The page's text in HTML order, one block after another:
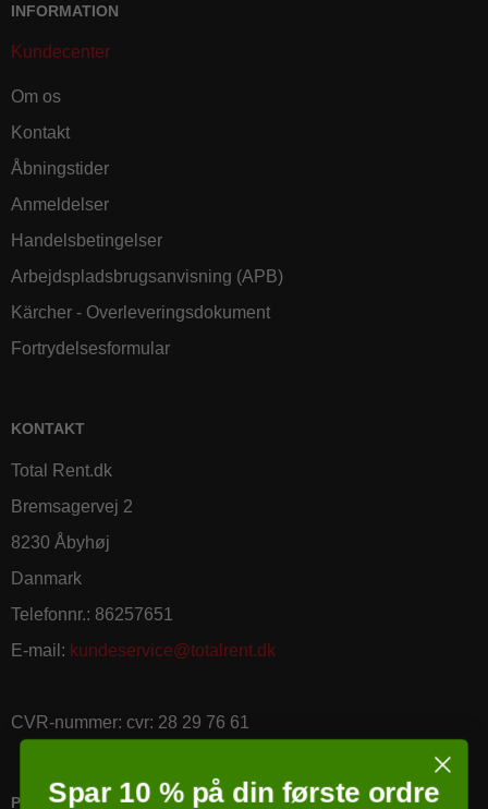
INFORMATION
Kundecenter
Om os
Kontakt
Åbningstider
Anmeldelser
Handelsbetingelser
Arbejdspladsbrugsanvisning (APB)
Kärcher - Overleveringsdokument
Fortrydelsesformular
KONTAKT
Total Rent.dk
Bremsagervej 2
8230 Åbyhøj
Danmark
Telefonnr.: 86257651
E-mail : kundeservice@totalrent.dk
CVR-nummer: cvr: 28 29 76 61
PRICERUNNER KØBSGARANTI
Spar 10 % på din første ordre